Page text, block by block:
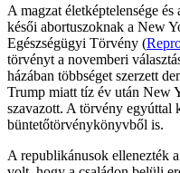
A magzat életképtelensége
késői abortuszoknak a New
Egészségügyi Törvény (
törvényt a novemberi
házában többséget szerzett
Trump miatt tíz év után New
szavazott. A törvény egyúttal
büntetőtörvénykönyvből is.
A republikánusok ellenezték